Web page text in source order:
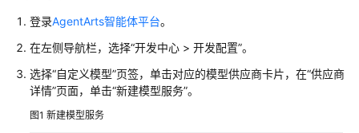
入
预
置
模
型
登录AgentArts智能体平台。
在左侧导航栏，选择“开发中心 > 开发配置”。
选择“自定义模型”页签，单击对应的模型供应商卡片，在“供应商
详情”页面，单击“新建模型服务”。
图1 新建模型服务